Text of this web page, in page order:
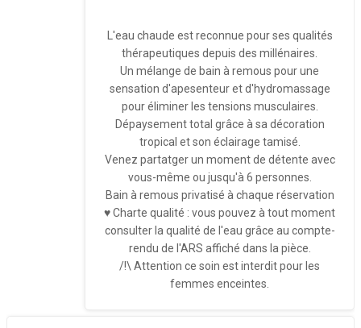
L'eau chaude est reconnue pour ses qualités
thérapeutiques depuis des millénaires.
Un mélange de bain à remous pour une
sensation d'apesenteur et d'hydromassage
pour éliminer les tensions musculaires.
Dépaysement total grâce à sa décoration
tropical et son éclairage tamisé.
Venez partatger un moment de détente avec
vous-même ou jusqu'à 6 personnes.
Bain à remous privatisé à chaque réservation
♥ Charte qualité : vous pouvez à tout moment
consulter la qualité de l'eau grâce au compte-
rendu de l'ARS affiché dans la pièce.
/!\ Attention ce soin est interdit pour les
femmes enceintes.